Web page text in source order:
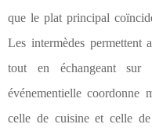
que le plat principal
Les intermèdes permettent
tout en échangeant sur
événementielle coordonne
celle de cuisine et celle